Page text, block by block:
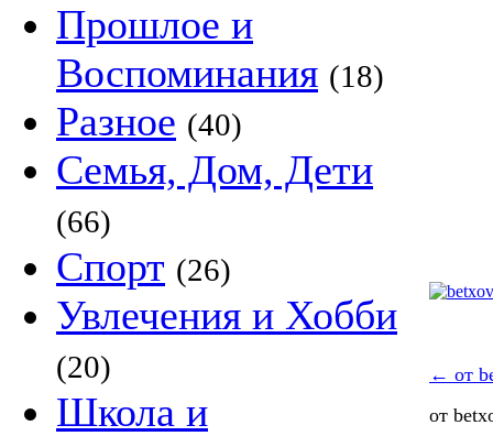
Прошлое и
Воспоминания (18)
Разное (40)
Семья, Дом, Дети
(66)
Спорт (26)
Увлечения и Хобби
(20)
Школа и
← от
от